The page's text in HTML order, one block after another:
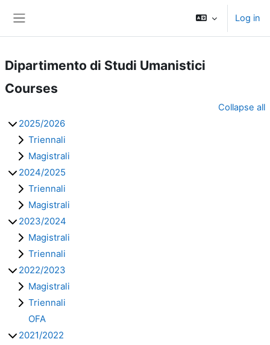
Log in
Dipartimento di Studi Umanistici
Courses
Collapse all
2025/2026
Triennali
Magistrali
2024/2025
Triennali
Magistrali
2023/2024
Magistrali
Triennali
2022/2023
Magistrali
Triennali
OFA
2021/2022